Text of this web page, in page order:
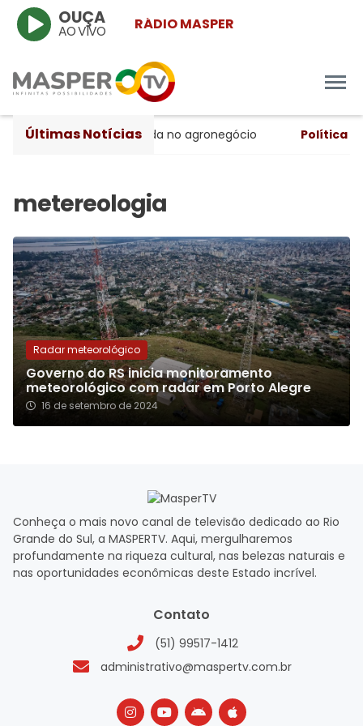
RÁDIO MASPER
OUÇA
AO VIVO
Últimas Notícias
apesar da queda no agronegócio Política-
Radar meteorológico
Governo do RS inicia monitoramento
meteorológico com radar em Porto Alegre
16 de setembro de 2024
Conheça o mais novo canal de televisão dedicado ao Rio
Grande do Sul, a MASPERTV. Aqui, mergulharemos
profundamente na riqueza cultural, nas belezas naturais e
nas oportunidades econômicas deste Estado incrível.
Contato
(51) 99517-1412
administrativo@maspertv.com.br